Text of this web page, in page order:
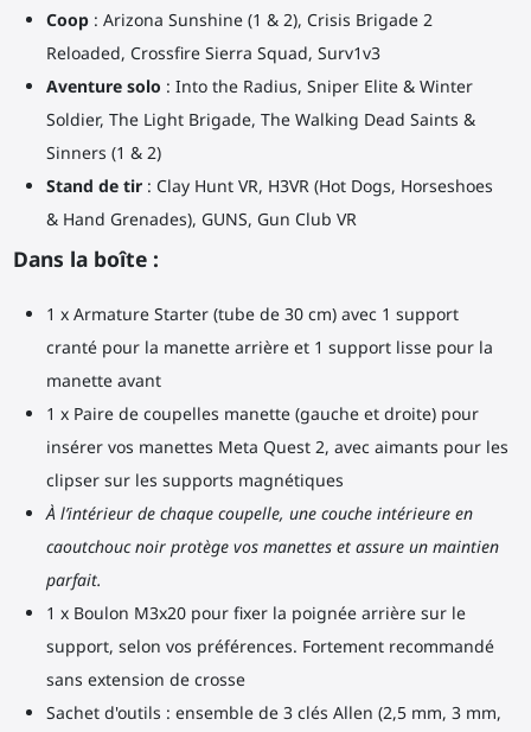
Coop: Arizona Sunshine (1 & 2), Crisis Brigade 2
Reloaded, Crossfire Sierra Squad, Surv1v3
Aventure solo : Into the Radius, Sniper Elite & Winter
Soldier, The Light Brigade, The Walking Dead Saints &
Sinners (1 & 2)
Stand de tir: Clay Hunt VR, H3VR (Hot Dogs, Horseshoes
& Hand Grenades), GUNS, Gun Club VR
Dans la boîte :
1 x Armature Starter (tube de 30 cm) avec 1 support
cranté pour la manette arrière et 1 support lisse pour la
manette avant
1 x Paire de coupelles manette (gauche et droite) pour
insérer vos manettes Meta Quest 2, avec aimants pour les
clipser sur les supports magnétiques
À l’intérieur de chaque coupelle, une couche intérieure en
caoutchouc noir protège vos manettes et assure un maintien
parfait.
1 x Boulon M3x20 pour fixer la poignée arrière sur le
support, selon vos préférences. Fortement recommandé
sans extension de crosse
Sachet d'outils : ensemble de 3 clés Allen (2,5 mm, 3 mm,